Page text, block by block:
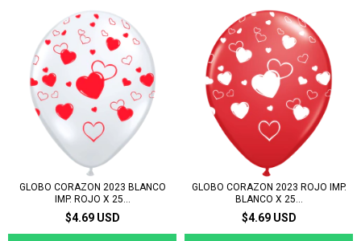
GLOBO CORAZON 2023 BLANCO
IMP. ROJO X 25...
$4.69 USD
GLOBO CORAZON 2023 ROJO IMP.
BLANCO X 25...
$4.69 USD